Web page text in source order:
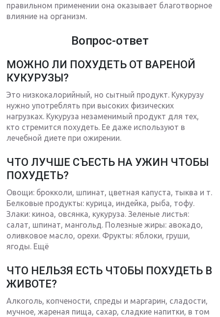
правильном применении она оказывает благотворное
влияние на организм.
Вопрос-ответ
МОЖНО ЛИ ПОХУДЕТЬ ОТ ВАРЕНОЙ
КУКУРУЗЫ?
Это низкокалорийный, но сытный продукт. Кукурузу
нужно употреблять при высоких физических
нагрузках. Кукуруза незаменимый продукт для тех,
кто стремится похудеть. Ее даже используют в
лечебной диете при ожирении.
ЧТО ЛУЧШЕ СЪЕСТЬ НА УЖИН ЧТОБЫ
ПОХУДЕТЬ?
Овощи: брокколи, шпинат, цветная капуста, тыква и т.
Белковые продукты: курица, индейка, рыба, тофу.
Злаки: киноа, овсянка, кукуруза. Зеленые листья:
салат, шпинат, мангольд. Полезные жиры: авокадо,
оливковое масло, орехи. Фрукты: яблоки, груши,
ягоды. Ещё
ЧТО НЕЛЬЗЯ ЕСТЬ ЧТОБЫ ПОХУДЕТЬ В
ЖИВОТЕ?
Алкоголь, копчености, спреды и маргарин, сладости,
мучное, жареная пища, сахар, сладкие напитки, в том